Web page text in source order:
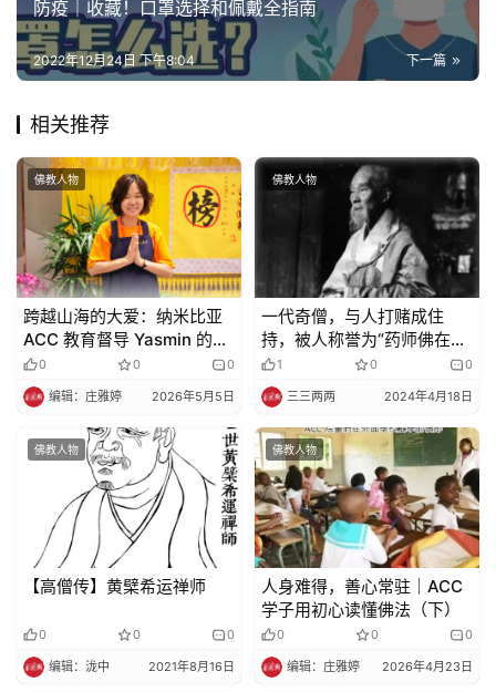
防疫｜收藏！口罩选择和佩戴全指南
下一篇
2022年12月24日 下午8:04
相关推荐
佛教人物
跨越山海的大爱：纳米比亚
ACC 教育督导 Yasmin 的奉
献之路（一）
0 0 0
编辑：庄雅婷 2026年5月5日
佛教人物
一代奇僧，与人打赌成住
持，被人称誉为“药师佛在
世”，往生时惊现祥瑞…感动
所有人！
1 0 0
三三两两 2024年4月18日
佛教人物
【高僧传】黄檗希运禅师
0 0 0
编辑：泷中 2021年8月16日
佛教人物
人身难得，善心常驻｜ACC
学子用初心读懂佛法（下）
0 0 0
编辑：庄雅婷 2026年4月23日